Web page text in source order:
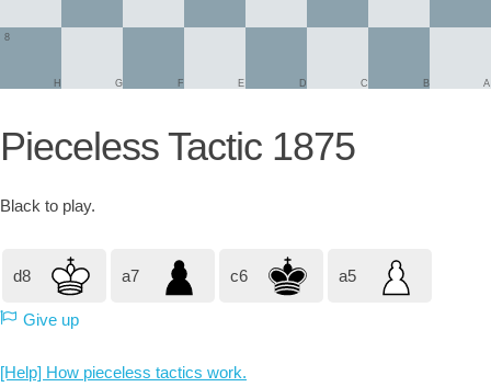
8
A
B
C
D
E
F
G
H
Pieceless Tactic 1875
Black to play.
d8 a7 c6 a5
Give up
[Help] How pieceless tactics work.